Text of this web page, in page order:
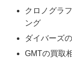
クロノグラ
ング
ダイバーズ
GMTの買取